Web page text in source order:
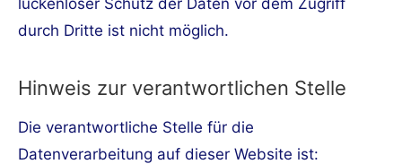
durch Dritte ist nicht möglich.
Hinweis zur verantwortlichen Stelle
Die verantwortliche Stelle für die
Datenverarbeitung auf dieser Website ist: